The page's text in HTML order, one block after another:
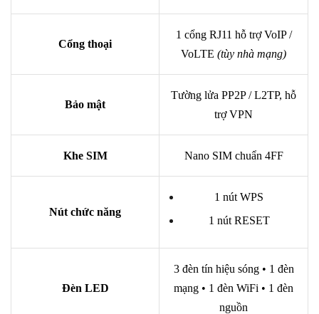
Cổng thoại
1 cổng RJ11 hỗ trợ VoIP /
VoLTE (tùy nhà mạng)
Bảo mật
Tường lửa PP2P / L2TP, hỗ
trợ VPN
Khe SIM Nano SIM chuẩn 4FF
Nút chức năng
1 nút WPS
1 nút RESET
Đèn LED
3 đèn tín hiệu sóng • 1 đèn
mạng • 1 đèn WiFi • 1 đèn
nguồn